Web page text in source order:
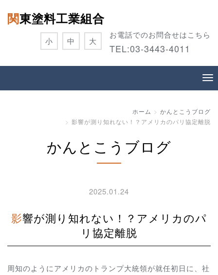
関東塗料工業組合
お電話でのお問合せはこちら
TEL:03-3443-4011
小 中 大
ホーム
かんとこうブログ
影響が測り知れない！？アメリカのパリ協定離脱
かんとこうブログ
2025.01.24
影響が測り知れない！？アメリカのパ
リ協定離脱
周知のようにアメリカのトランプ大統領が就任初日に、社